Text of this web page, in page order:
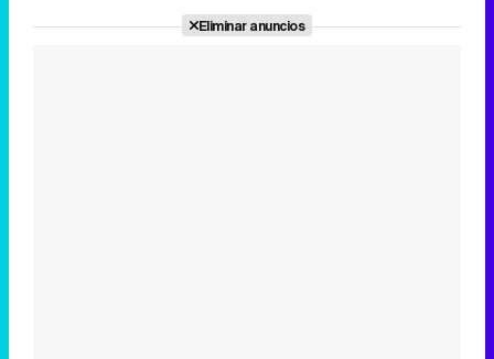
Eliminar anuncios